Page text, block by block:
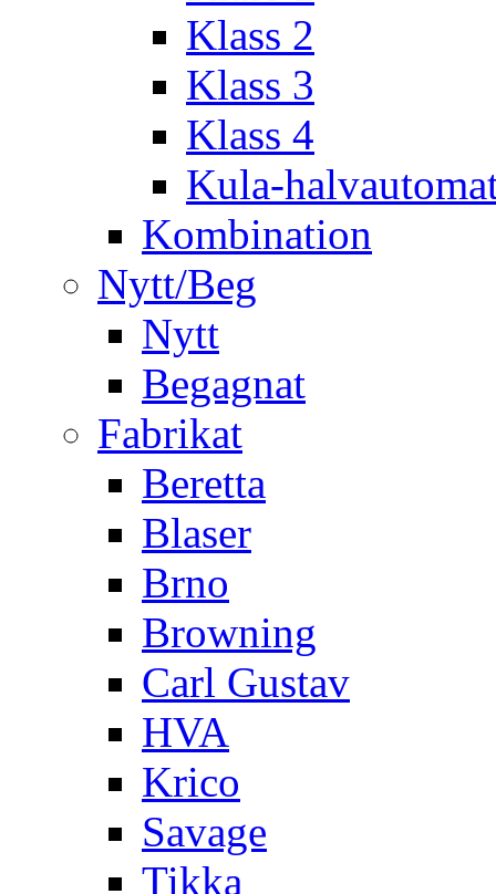
Klass 2
Klass 3
Klass 4
Kula-
Kombination
Nytt/Beg
Nytt
Begagnat
Fabrikat
Beretta
Blaser
Brno
Browning
Carl Gustav
HVA
Krico
Savage
Tikka